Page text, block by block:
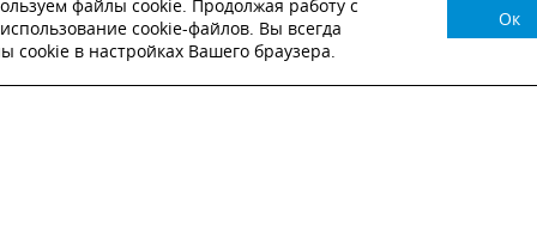
НУЖНА КОНСУЛЬТАЦИЯ?
ЗАЯВКУ И НАШ МЕНЕДЖЕР СВЯЖЕТСЯ
файлы cookie. Продолжая работу с
cookie-файлов. Вы всегда
cookie в настройках Вашего браузера.
Ок